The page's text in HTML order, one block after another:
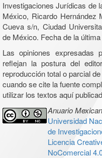
Investigaciones Jurídicas de
México, Ricardo Hernández
Cueva s/n, Ciudad
de México. Fecha de la
Las opiniones expresadas
reflejan la postura del
reproducción total o parcial
cuando se cite la fuente
utilizar los textos aquí
Anuario
Universidad
de
Licencia
NoComercial